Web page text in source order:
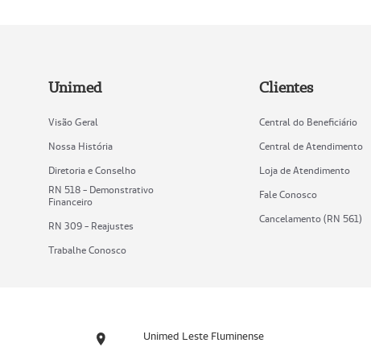
Unimed
Visão Geral
Nossa História
Diretoria e Conselho
RN 518 - Demonstrativo
Financeiro
RN 309 - Reajustes
Trabalhe Conosco
Clientes
Central do Beneficiário
Central de Atendimento
Loja de Atendimento
Fale Conosco
Cancelamento (RN 561)
Unimed Leste Fluminense